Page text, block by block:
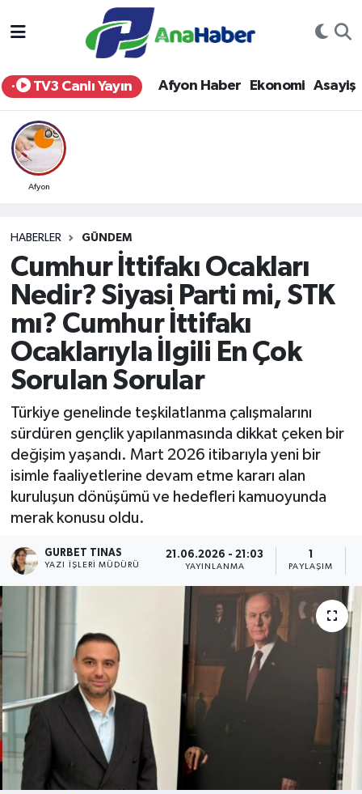
TV3 Canlı Yayın Afyon Haber Ekonomi Asayiş
Afyon
HABERLER GÜNDEM
Cumhur İttifakı Ocakları
Nedir? Siyasi Parti mi, STK
mı? Cumhur İttifakı
Ocaklarıyla İlgili En Çok
Sorulan Sorular
Türkiye genelinde teşkilatlanma çalışmalarını
sürdüren gençlik yapılanmasında dikkat çeken bir
değişim yaşandı. Mart 2026 itibarıyla yeni bir
isimle faaliyetlerine devam etme kararı alan
kuruluşun dönüşümü ve hedefleri kamuoyunda
merak konusu oldu.
GURBET TINAS
YAZI İŞLERI MÜDÜRÜ
21.06.2026 - 21:03
YAYINLANMA PAYLAŞIM
Yurt Haber
Afyon Haber
Ekonomi
Siyaset
Eğitim
Sağlık
Teknoloji
Kültür - Sanat
Yaşam
Afyonkarahisar Nöbetçi Eczaneler
Afyonkarahisar Hava Durumu
Afyonkarahisar Namaz Vakitleri
Afyonkarahisar Trafik Yoğunluk Haritası
Tüm Manşetler
Son Dakika Haberleri
Haber Arşivi